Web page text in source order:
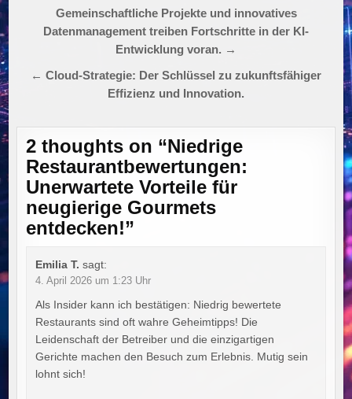
Beitragsnavigation
Gemeinschaftliche Projekte und innovatives
Datenmanagement treiben Fortschritte in der KI-
Entwicklung voran. →
← Cloud-Strategie: Der Schlüssel zu zukunftsfähiger
Effizienz und Innovation.
2 thoughts on “Niedrige
Restaurantbewertungen:
Unerwartete Vorteile für
neugierige Gourmets
entdecken!”
Emilia T. sagt:
4. April 2026 um 1:23 Uhr
Als Insider kann ich bestätigen: Niedrig bewertete
Restaurants sind oft wahre Geheimtipps! Die
Leidenschaft der Betreiber und die einzigartigen
Gerichte machen den Besuch zum Erlebnis. Mutig sein
lohnt sich!